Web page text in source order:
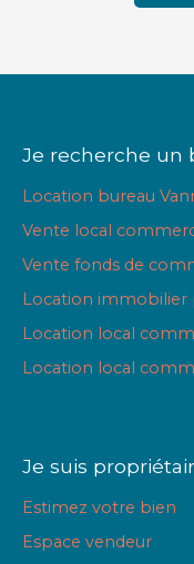
Je recherche un
Location bureau
Vente local
Vente fonds de
Location immobilier
Location local
Location local
Je suis
Estimez votre bien
Espace vendeur